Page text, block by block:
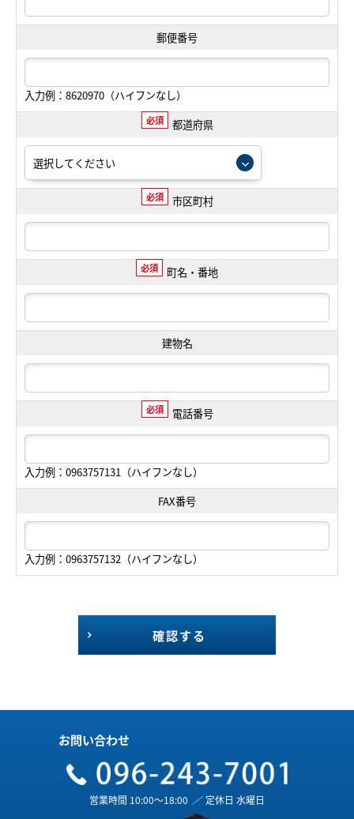
郵便番号
入力例：8620970（ハイフンなし）
必須 都道府県
必須 市区町村
必須 町名・番地
建物名
必須 電話番号
入力例：0963757131（ハイフンなし）
FAX番号
入力例：0963757132（ハイフンなし）
確認する
お問い合わせ
営業時間 10:00～18:00 ／ 定休日 水曜日